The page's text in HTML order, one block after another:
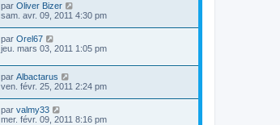
par Oliver Bizer
sam. avr. 09, 2011 4:30 pm
par Orel67
jeu. mars 03, 2011 1:05 pm
par Albactarus
ven. févr. 25, 2011 2:24 pm
par valmy33
mer. févr. 09, 2011 8:16 pm